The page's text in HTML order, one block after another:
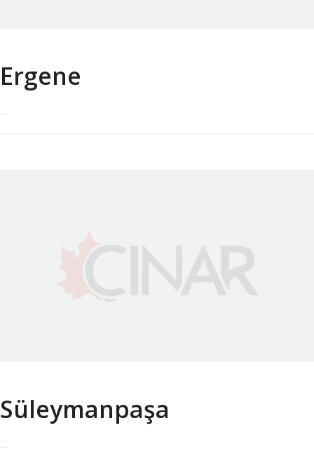
Ergene
...
Süleymanpaşa